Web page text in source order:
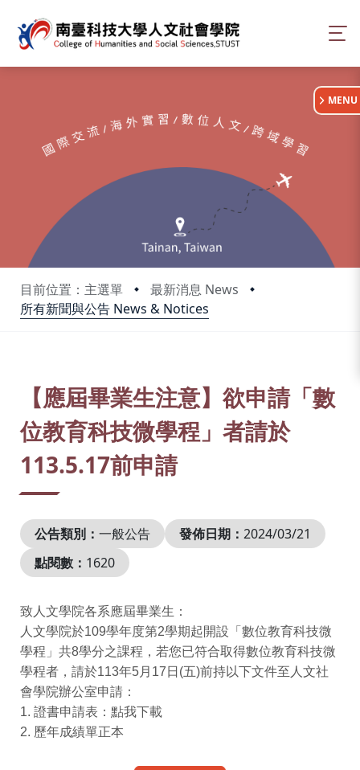
目前位置：主選單
最新消息 News
所有新聞與公告 News & Notices
:::
MENU
【應屆畢業生注意】欲申請「數
位教育科技微學程」者請於
113.5.17前申請
公告類別： 一般公告 發佈日期： 2024/03/21
點閱數： 1620
致人文學院各系應屆畢業生：
人文學院於109學年度第2學期起開設「數位教育科技微
學程」共8學分之課程，若您已符合取得數位教育科技微
學程者，請於113年5月17日(五)前持以下文件至人文社
會學院辦公室申請：
1. 證書申請表： 點我下載
2. 歷年成績單正本